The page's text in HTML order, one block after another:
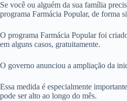
Se você ou alguém da sua família
programa Farmácia Popular, de forma
O programa Farmácia Popular foi
em alguns casos, gratuitamente.
O governo anunciou a ampliação da
Essa medida é especialmente
pode ser alto ao longo do mês.